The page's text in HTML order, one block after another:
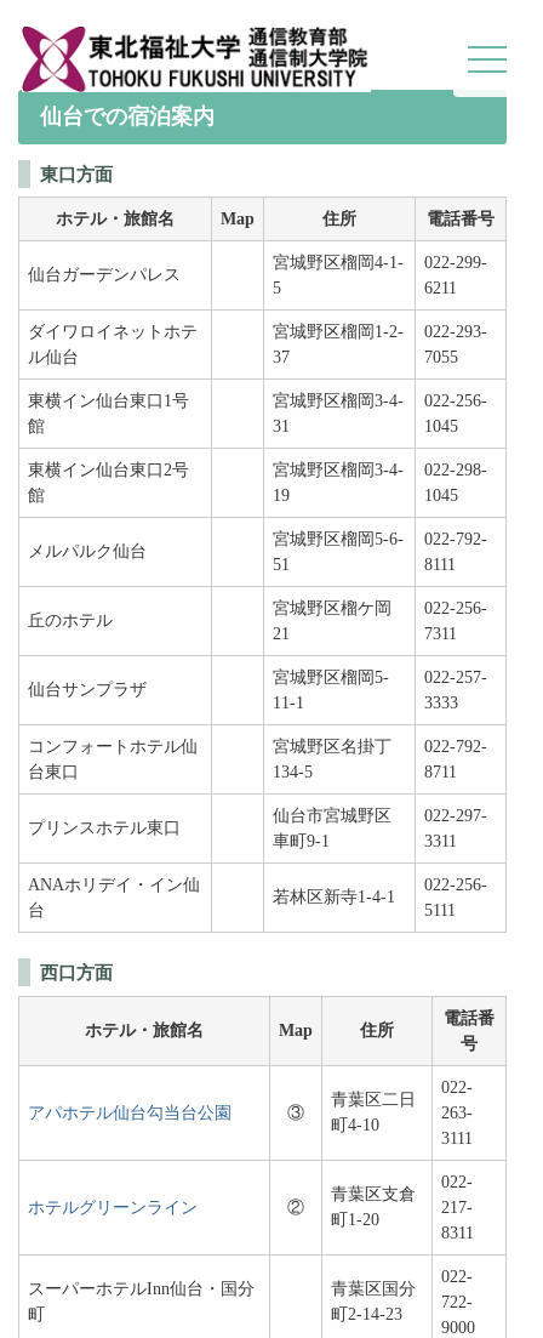
toggle
仙台での宿泊案内
東口方面
ホテル・旅館名 Map 住所 電話番号
仙台ガーデンパレス
宮城野区榴岡4-1-
5
022-299-
6211
ダイワロイネットホテ
ル仙台
宮城野区榴岡1-2-
37
022-293-
7055
東横イン仙台東口1号
館
宮城野区榴岡3-4-
31
022-256-
1045
東横イン仙台東口2号
館
宮城野区榴岡3-4-
19
022-298-
1045
メルパルク仙台
宮城野区榴岡5-6-
51
022-792-
8111
丘のホテル
宮城野区榴ケ岡
21
022-256-
7311
仙台サンプラザ
宮城野区榴岡5-
11-1
022-257-
3333
コンフォートホテル仙
台東口
宮城野区名掛丁
134-5
022-792-
8711
プリンスホテル東口
仙台市宮城野区
車町9-1
022-297-
3311
ANAホリデイ・イン仙
台
若林区新寺1-4-1
022-256-
5111
西口方面
ホテル・旅館名 Map 住所
電話番
号
アパホテル仙台勾当台公園 ③
青葉区二日
町4-10
022-
263-
3111
ホテルグリーンライン ②
青葉区支倉
町1-20
022-
217-
8311
スーパーホテルInn仙台・国分
町
青葉区国分
町2-14-23
022-
722-
9000